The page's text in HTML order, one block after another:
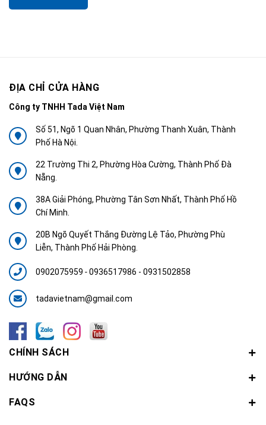
ĐỊA CHỈ CỬA HÀNG
Công ty TNHH Tada Việt Nam
Số 51, Ngõ 1 Quan Nhân, Phường Thanh Xuân, Thành
Phố Hà Nội.
22 Trường Thi 2, Phường Hòa Cường, Thành Phố Đà
Nẵng.
38A Giải Phóng, Phường Tân Sơn Nhất, Thành Phố Hồ
Chí Minh.
20B Ngõ Quyết Thắng Đường Lệ Tảo, Phường Phù
Liễn, Thành Phố Hải Phòng.
0902075959 -0936517986 - 0931502858
tadavietnam@gmail.com
CHÍNH SÁCH
HƯỚNG DẪN
FAQS